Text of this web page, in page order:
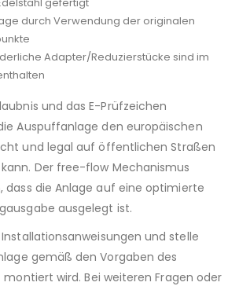
durch Verwendung der originalen
Adapter/Reduzierstücke sind im
und das E-Prüfzeichen
Auspuffanlage den europäischen
und legal auf öffentlichen Straßen
Der free-flow Mechanismus
dass die Anlage auf eine optimierte
ausgelegt ist.
und stelle
gemäß den Vorgaben des
montiert wird. Bei weiteren Fragen oder